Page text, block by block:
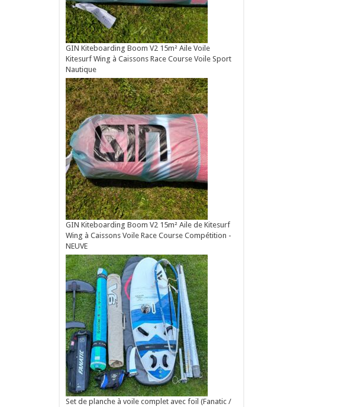
GIN Kiteboarding Boom V2 15m² Aile Voile
Kitesurf Wing à Caissons Race Course Voile Sport
Nautique
GIN Kiteboarding Boom V2 15m² Aile de Kitesurf
Wing à Caissons Voile Race Course Compétition -
NEUVE
Set de planche à voile complet avec foil (Fanatic /